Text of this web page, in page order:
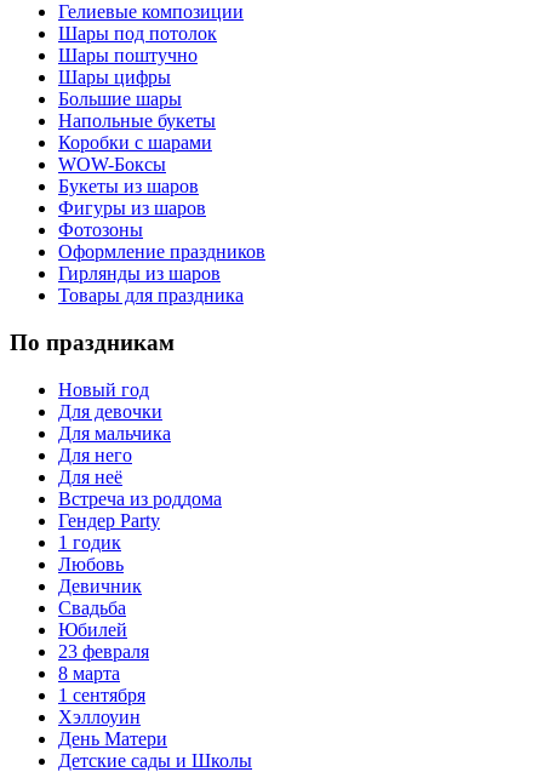
Гелиевые композиции
Шары под потолок
Шары поштучно
Шары цифры
Большие шары
Напольные букеты
Коробки с шарами
WOW-Боксы
Букеты из шаров
Фигуры из шаров
Фотозоны
Оформление праздников
Гирлянды из шаров
Товары для праздника
По праздникам
Новый год
Для девочки
Для мальчика
Для него
Для неё
Встреча из роддома
Гендер Party
1 годик
Любовь
Девичник
Свадьба
Юбилей
23 февраля
8 марта
1 сентября
Хэллоуин
День Матери
Детские сады и Школы